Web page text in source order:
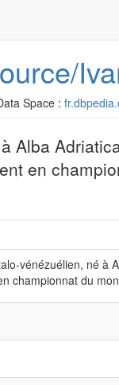
Space :
Alba
en
vénézuélien, né à
championnat du